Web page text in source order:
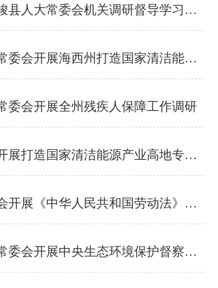
南积英在天峻县人大常委会机关调研督导学习教育开展情况
海西州人大常委会开展海西州打造国家清洁能源产业高地专题询问
委会开展全州残疾人保障工作调研
海西州人大开展打造国家清洁能源产业高地专题视察调研
州人大常委会开展《中华人民共和国劳动法》执法检查和消防立法调研
海西州人大常委会开展中央生态环境保护督察反馈意见海西州整改情况专项监督